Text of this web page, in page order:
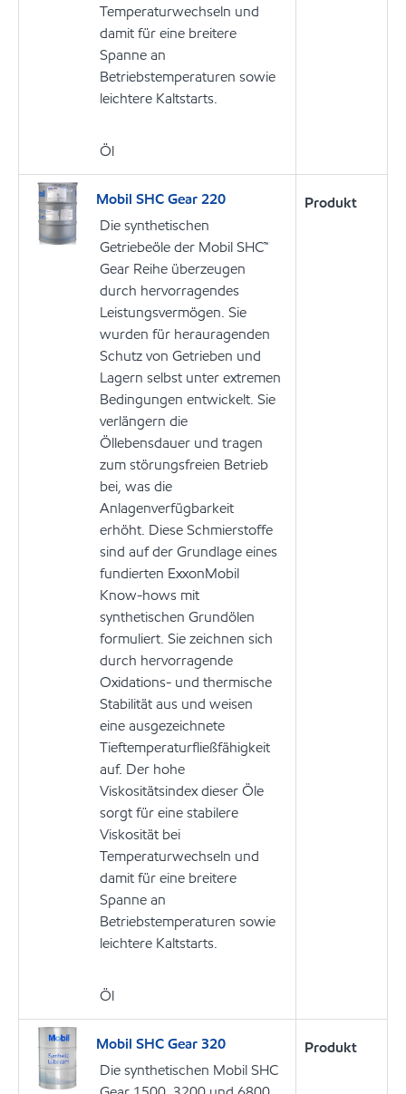
Temperaturwechseln und
damit für eine breitere
Spanne an
Betriebstemperaturen sowie
leichtere Kaltstarts.
Öl
Mobil SHC Gear 220
Die synthetischen
Getriebeöle der Mobil SHC™
Gear Reihe überzeugen
durch hervorragendes
Leistungsvermögen. Sie
wurden für herauragenden
Schutz von Getrieben und
Lagern selbst unter extremen
Bedingungen entwickelt. Sie
verlängern die
Öllebensdauer und tragen
zum störungsfreien Betrieb
bei, was die
Anlagenverfügbarkeit
erhöht. Diese Schmierstoffe
sind auf der Grundlage eines
fundierten ExxonMobil
Know-hows mit
synthetischen Grundölen
formuliert. Sie zeichnen sich
durch hervorragende
Oxidations- und thermische
Stabilität aus und weisen
eine ausgezeichnete
Tieftemperaturfließfähigkeit
auf. Der hohe
Viskositätsindex dieser Öle
sorgt für eine stabilere
Viskosität bei
Temperaturwechseln und
damit für eine breitere
Spanne an
Betriebstemperaturen sowie
leichtere Kaltstarts.
Öl
Produkt
Mobil SHC Gear 320
Die synthetischen Mobil SHC
Produkt